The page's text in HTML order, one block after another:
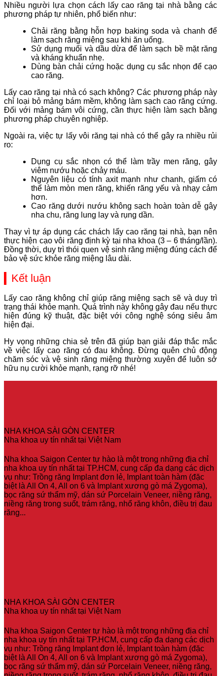
Nhiều người lựa chọn cách lấy cao răng tại nhà bằng các
phương pháp tự nhiên, phổ biến như:
Chải răng bằng hỗn hợp baking soda và chanh để
làm sạch răng miệng sau khi ăn uống.
Sử dụng muối và dầu dừa để làm sạch bề mặt răng
và kháng khuẩn nhẹ.
Dùng bàn chải cứng hoặc dụng cụ sắc nhọn để cạo
cao răng.
Lấy cao răng tại nhà có sạch không? Các phương pháp này
chỉ loại bỏ mảng bám mềm, không làm sạch cao răng cứng.
Đối với mảng bám vôi cứng, cần thực hiện làm sạch bằng
phương pháp chuyên nghiệp.
Ngoài ra, việc tự lấy vôi răng tại nhà có thể gây ra nhiều rủi
ro:
Dụng cụ sắc nhọn có thể làm trầy men răng, gây
viêm nướu hoặc chảy máu.
Nguyên liệu có tính axit mạnh như chanh, giấm có
thể làm mòn men răng, khiến răng yếu và nhạy cảm
hơn.
Cao răng dưới nướu không sạch hoàn toàn dễ gây
nha chu, răng lung lay và rụng dần.
Thay vì tự áp dụng các chách lấy cao răng tại nhà, bạn nên
thực hiện cạo vôi răng định kỳ tại nha khoa (3 – 6 tháng/lần).
Đồng thời, duy trì thói quen vệ sinh răng miệng đúng cách để
bảo vệ sức khỏe răng miệng lâu dài.
Kết luận
Lấy cao răng không chỉ giúp răng miệng sạch sẽ và duy trì
trạng thái khỏe mạnh. Quá trình này không gây đau nếu thực
hiện đúng kỹ thuật, đặc biệt với công nghệ sóng siêu âm
hiện đại.
Hy vọng những chia sẻ trên đã giúp bạn giải đáp thắc mắc
về việc lấy cao răng có đau không. Đừng quên chủ động
chăm sóc và vệ sinh răng miệng thường xuyên để luôn sở
hữu nụ cười khỏe mạnh, rạng rỡ nhé!
NHA KHOA SÀI GÒN CENTER
Nha khoa uy tín nhất tại Việt Nam
Nha khoa Saigon Center tự hào là một trong những địa chỉ
nha khoa uy tín nhất tại TP.HCM, cung cấp đa dạng các dịch
vụ như: Trồng răng Implant đơn lẻ, Implant toàn hàm (đặc
biệt là All On 4, All on 6 và Implant xương gò má Zygoma),
bọc răng sứ thẩm mỹ, dán sứ Porcelain Veneer, niềng răng,
niềng răng trong suốt, trám răng, nhổ răng khôn, điều trị đau
răng...
NHA KHOA SÀI GÒN CENTER
Nha khoa uy tín nhất tại Việt Nam
Nha khoa Saigon Center tự hào là một trong những địa chỉ
nha khoa uy tín nhất tại TP.HCM, cung cấp đa dạng các dịch
vụ như: Trồng răng Implant đơn lẻ, Implant toàn hàm (đặc
biệt là All On 4, All on 6 và Implant xương gò má Zygoma),
bọc răng sứ thẩm mỹ, dán sứ Porcelain Veneer, niềng răng,